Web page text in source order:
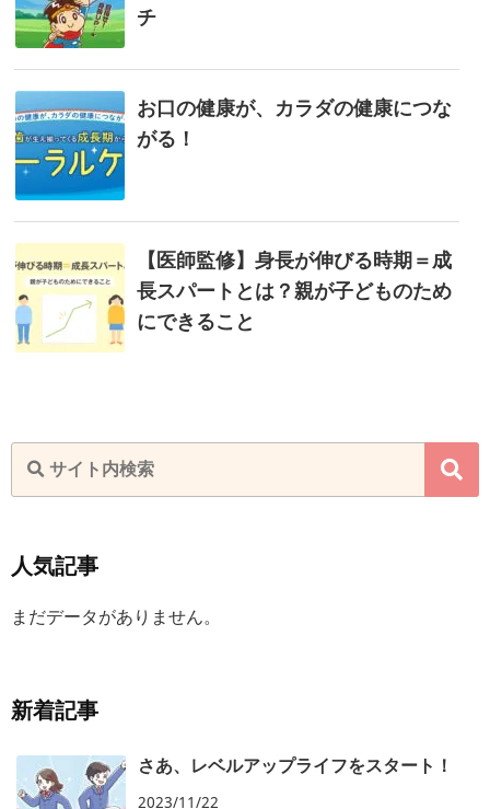
チ
お口の健康が、カラダの健康につな
がる！
【医師監修】身長が伸びる時期＝成
長スパートとは？親が子どものため
にできること
人気記事
まだデータがありません。
新着記事
さあ、レベルアップライフをスタート！
2023/11/22